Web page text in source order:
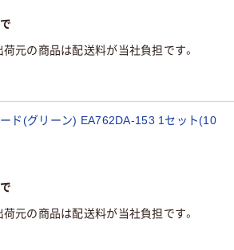
荷元の商品は配送料が当社負担です。
ド(グリーン) EA762DA-153 1セット(10
荷元の商品は配送料が当社負担です。